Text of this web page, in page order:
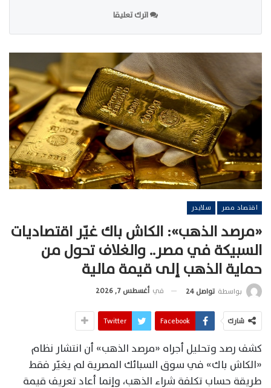
اترك تعليقا
اقتصاد مصر سلايدر
«مرصد الذهب»: الكاش باك غيّر اقتصاديات
السبيكة في مصر.. والغلاف تحول من
حماية الذهب إلى قيمة مالية
بواسطة تواصل 24 في أغسطس 7, 2026
شارك Facebook
Twitter
كشف رصد وتحليل أجراه «مرصد الذهب» أن انتشار نظام
«الكاش باك» في سوق السبائك المصرية لم يغيّر فقط
طريقة حساب تكلفة شراء الذهب، وإنما أعاد تعريف قيمة